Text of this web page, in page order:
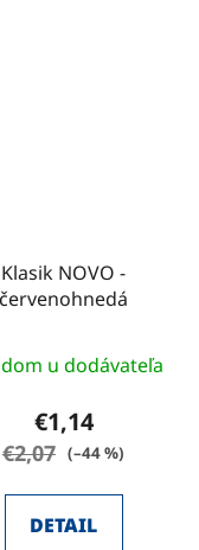
Klasik NOVO -
červenohnedá
u dodávateľa
€1,14
€2,07 (–44 %)
DETAIL